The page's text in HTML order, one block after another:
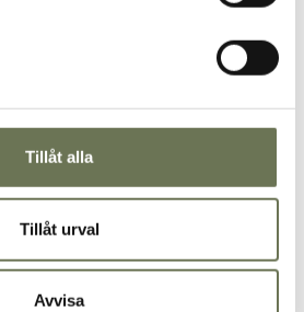
Tillåt alla
Tillåt urval
Avvisa
RECEPTIONEN
748 77 00